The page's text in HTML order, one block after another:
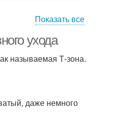
Показать все
ухода
называемая Т-зона.
даже немного